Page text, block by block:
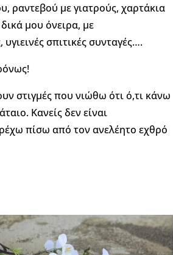
ραντεβού με γιατρούς, χαρτάκια
μου όνειρα, με
σπιτικές συνταγές….
στιγμές που νιώθω ότι ό,τι κάνω
Κανείς δεν είναι
πίσω από τον ανελέητο εχθρό